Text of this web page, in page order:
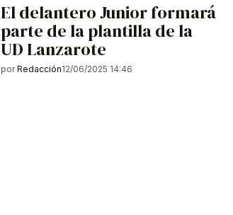
El delantero Junior formará
parte de la plantilla de la
UD Lanzarote
por Redacción12/06/2025 14:46